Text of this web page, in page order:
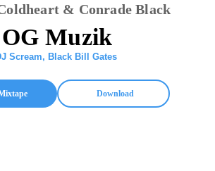
& Conrade Black
OG Muzik
Scream, Black Bill Gates
Download